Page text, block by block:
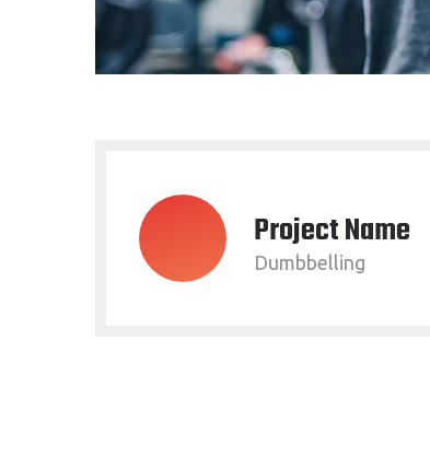
Project Name
Dumbbelling